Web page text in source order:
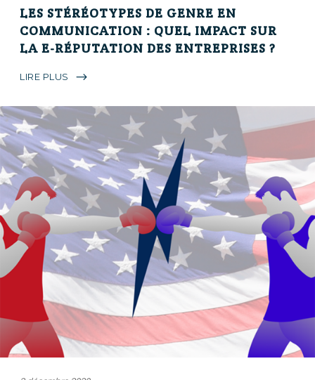
LES STÉRÉOTYPES DE GENRE EN
COMMUNICATION : QUEL IMPACT SUR
LA E-RÉPUTATION DES ENTREPRISES ?
LIRE PLUS